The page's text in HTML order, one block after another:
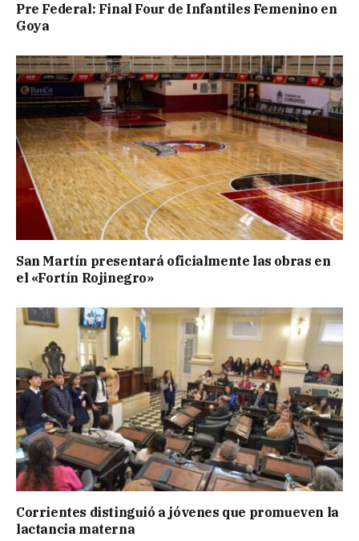
Pre Federal: Final Four de Infantiles Femenino en
Goya
San Martín presentará oficialmente las obras en
el «Fortín Rojinegro»
Corrientes distinguió a jóvenes que promueven la
lactancia materna